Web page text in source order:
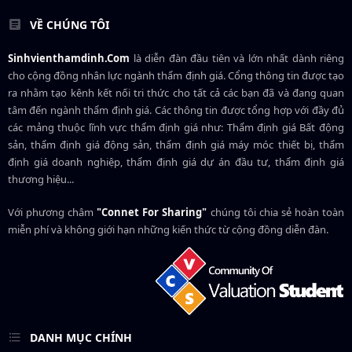
VỀ CHÚNG TÔI
Sinhvienthamdinh.Com là diễn đàn đầu tiên và lớn nhất dành riêng
cho cộng đồng nhân lực ngànhthẩm định giá. Cổng thông tin được tạo
ra nhằm tạo kênh kết nối tri thức cho tất cả các bạn đã và đang quan
tâm đến ngành thẩm định giá. Các thông tin được tổng hợp với đầy đủ
các mảng thuộc lĩnh vực thẩm định giá như: Thẩm định giá Bất động
sản, thẩm định giá động sản, thẩm định giá máy móc thiết bị, thẩm
định giá doanh nghiệp, thẩm định giá dự án đầu tư, thẩm định giá
thương hiệu...
Với phương châm"Connet For Sharing" chúng tôi chia sẻ hoàn toàn
miễn phí và không giới hạn những kiến thức từ cộng đồng diễn đàn.
DANH MỤC CHÍNH